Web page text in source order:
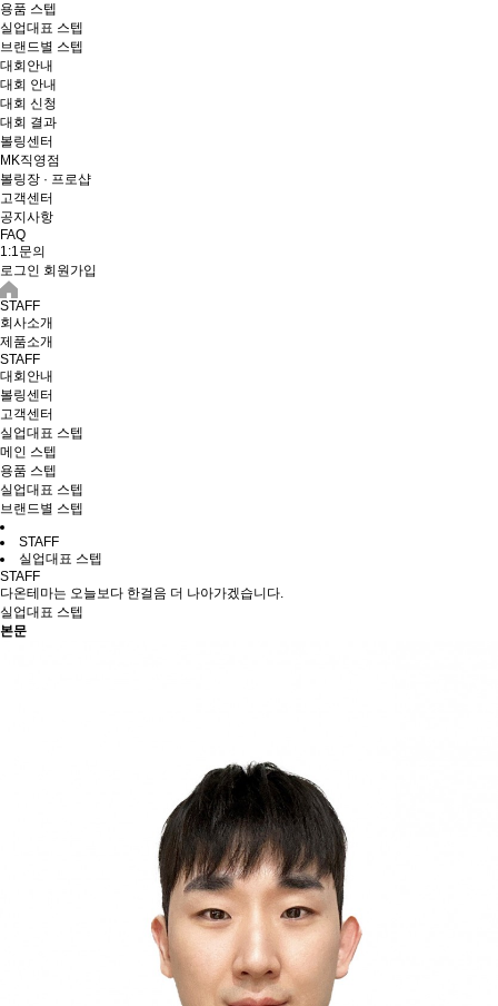
용품 스텝
실업대표 스텝
브랜드별 스텝
대회안내
대회 안내
대회 신청
대회 결과
볼링센터
MK직영점
볼링장 · 프로샵
고객센터
공지사항
FAQ
1:1문의
로그인 회원가입
STAFF
회사소개
제품소개
STAFF
대회안내
볼링센터
고객센터
실업대표 스텝
메인 스텝
용품 스텝
실업대표 스텝
브랜드별 스텝
STAFF
실업대표 스텝
STAFF
다온테마는 오늘보다 한걸음 더 나아가겠습니다.
실업대표 스텝
본문